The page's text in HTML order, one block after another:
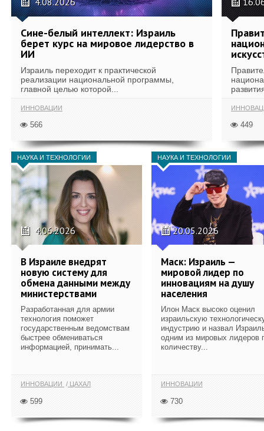
Сине-белый интеллект: Израиль
берет курс на мировое лидерство в
ИИ
Израиль переходит к практической
реализации национальной программы,
главной целью которой...
ИННОВАЦИИ
566 449
НАУКА И ТЕХНОЛОГИИ
4.06.2026
В Израиле внедрят
новую систему для
обмена данными между
министерствами
Разработанная для армии
технология поможет
государственным ведомствам
быстрее обмениваться
информацией, принимать...
ИННОВАЦИИ ЦАХАЛ
599
НАУКА И ТЕХНОЛОГИИ
20.05.2026
Маск: Израиль —
мировой лидер по
инновациям на душу
населения
Илон Маск высоко оценил
израильскую
индустрию и назвал
одним из мировых лидеров
количеству...
ИННОВАЦИИ
730